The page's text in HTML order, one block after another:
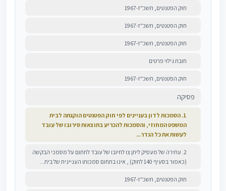
חוק הפטנטים, תשכ"ז-1967
חוק הפטנטים, תשכ"ז-1967
חוק הפטנטים, תשכ"ז-1967
חובת גילוי פרטים
חוק הפטנטים, תשכ"ז-1967
פסיקה
1. הסמכות לדון בעניינים לפי חוק הפטנטים הוקנתה לבית
המשפט המחוזי, והסמכות להכריע בתוצאות סירובו של עובד
לעשות את כל הנדר...
2. עתירה של מעסיק ליתן צו לחיובו של עובד לחתום על מסמכי הבקשה
(כאמור בסעיף 140 לחוק) , אינו בתחום סמכותו העניינית של בית...
חוק הפטנטים, תשכ"ז-1967